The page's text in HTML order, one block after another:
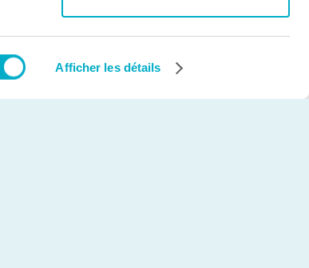
Afficher les détails
Création et développement Web cinetic.ca